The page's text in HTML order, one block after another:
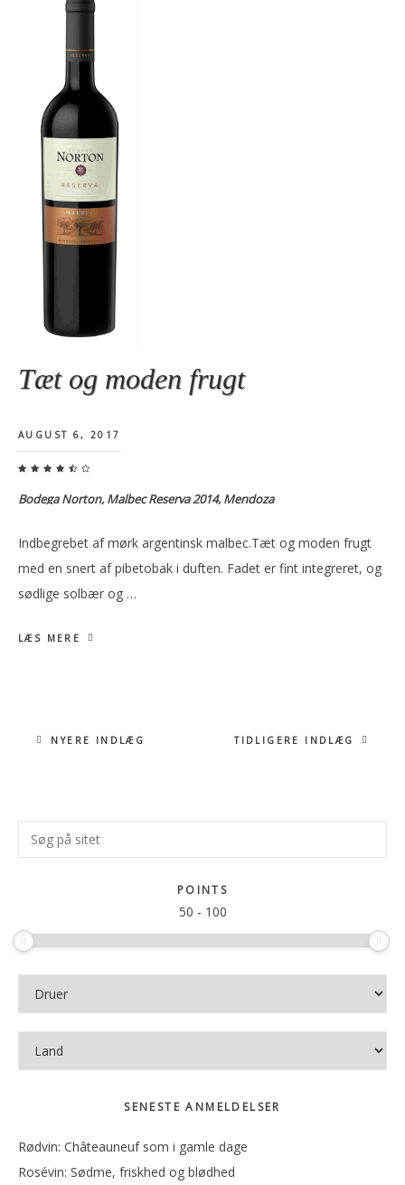
Tæt og moden frugt
AUGUST 6, 2017
Bodega Norton, Malbec Reserva 2014, Mendoza
Indbegrebet af mørk argentinsk malbec.Tæt og moden frugt
med en snert af pibetobak i duften. Fadet er fint integreret, og
sødlige solbær og …
LÆS MERE
NYERE INDLÆG TIDLIGERE INDLÆG
Primær
Sidebar
Søg
på
POINTS
50 - 100
SENESTE ANMELDELSER
Rødvin: Châteauneuf som i gamle dage
Rosévin: Sødme, friskhed og blødhed